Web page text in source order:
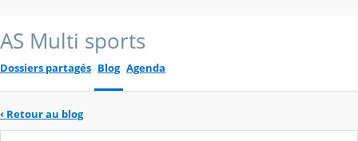
AS Multi sports
Dossiers partagés Blog Agenda
‹ Retour au blog